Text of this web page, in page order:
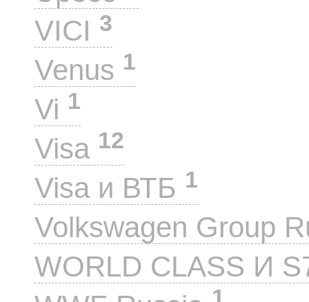
VICI 3
Venus 1
Vi 1
Visa 12
Visa и ВТБ 1
Volkswagen Group
WORLD CLASS И